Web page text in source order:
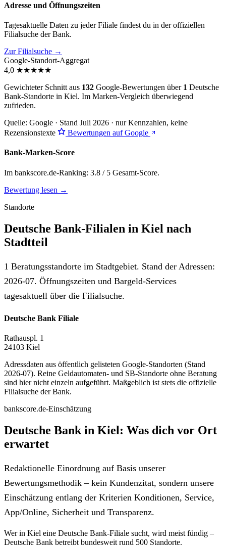
Adresse und Öffnungszeiten
Tagesaktuelle Daten zu jeder Filiale findest du in der offiziellen
Filialsuche der Bank.
Zur Filialsuche →
Google-Standort-Aggregat
4,0 ★★★★★
Gewichteter Schnitt aus 132 Google-Bewertungen über 1 Deutsche
Bank-Standorte in Kiel. Im Marken-Vergleich überwiegend
zufrieden.
Quelle: Google · Stand Juli 2026 · nur Kennzahlen, keine
Rezensionstexte
Bewertungen auf Google
Bank-Marken-Score
Im bankscore.de-Ranking: 3.8 / 5 Gesamt-Score.
Bewertung lesen →
Standorte
Deutsche Bank-Filialen in Kiel nach
Stadtteil
1 Beratungsstandorte im Stadtgebiet. Stand der Adressen:
2026-07. Öffnungszeiten und Bargeld-Services
tagesaktuell über die Filialsuche.
Deutsche Bank Filiale
Rathauspl. 1
24103 Kiel
Adressdaten aus öffentlich gelisteten Google-Standorten (Stand
2026-07). Reine Geldautomaten- und SB-Standorte ohne Beratung
sind hier nicht einzeln aufgeführt. Maßgeblich ist stets die offizielle
Filialsuche der Bank.
bankscore.de-Einschätzung
Deutsche Bank in Kiel: Was dich vor Ort
erwartet
Redaktionelle Einordnung auf Basis unserer
Bewertungsmethodik – kein Kundenzitat, sondern unsere
Einschätzung entlang der Kriterien Konditionen, Service,
App/Online, Sicherheit und Transparenz.
Wer in Kiel eine Deutsche Bank-Filiale sucht, wird meist fündig –
Deutsche Bank betreibt bundesweit rund 500 Standorte.